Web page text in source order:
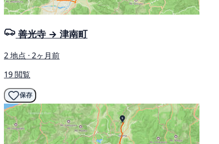
善光寺 → 津南町
2 地点 · 2ヶ月前
19 閲覧
保存